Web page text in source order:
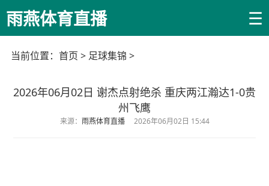
雨燕体育直播 ☰
当前位置： 首页 > 足球集锦 >
2026年06月02日 谢杰点射绝杀 重庆两江瀚达1-0贵
州飞鹰
来源： 雨燕体育直播 2026年06月02日 15:44